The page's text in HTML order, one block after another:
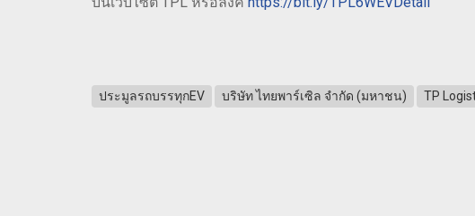
ประมูลรถบรรทุกEV บริษัท ไทยพาร์เซิล จำกัด (มหาชน) TP